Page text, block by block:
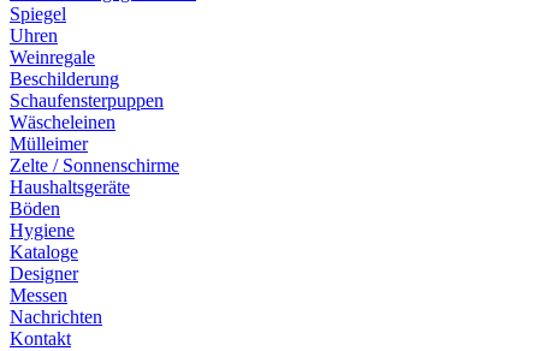
Spiegel
Uhren
Weinregale
Beschilderung
Schaufensterpuppen
Wäscheleinen
Mülleimer
Zelte / Sonnenschirme
Haushaltsgeräte
Böden
Hygiene
Kataloge
Designer
Messen
Nachrichten
Kontakt